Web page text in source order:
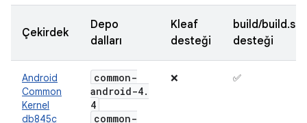
Çekirdek
Depo
dalları
Kleaf
desteği
build/build.sh
desteği
Android
Common
Kernel
db845c
common-
android-4.
4
common-
❌ ✅